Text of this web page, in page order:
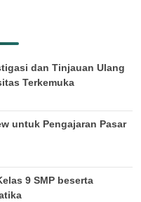
dan Tinjauan Ulang
Terkemuka
untuk Pengajaran Pasar
9 SMP beserta